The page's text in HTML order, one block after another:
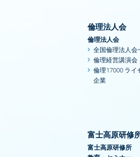
倫理法人会
倫理法人会
全国倫理法人会
倫理経営講演会
倫理17000 ライ
企業
富士高原研修
富士高原研修所